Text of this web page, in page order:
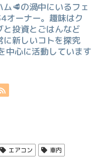
ム🥩の渦中にいるフェ
オーナー。趣味はク
と投資とごはんなど
に新しいコトを探究
中心に活動しています
エアコン
車内